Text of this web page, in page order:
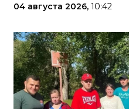
04 августа 2026, 10:42